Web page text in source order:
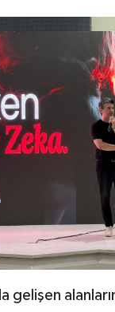
gelişen